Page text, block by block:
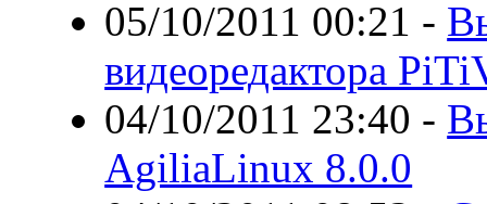
05/10/2011 00:21 -
видеоредактора
04/10/2011 23:40 -
AgiliaLinux 8.0.0